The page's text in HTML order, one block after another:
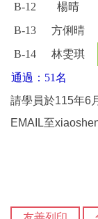
B-12
楊晴
B-13
方俐晴
B-14
林雯琪
通過：51名
請學員於115年6
EMAIL至